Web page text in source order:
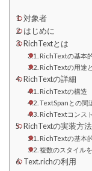
対象者
はじめに
RichTextとは
RichTextの基本
RichTextの用途
RichTextの詳細
RichTextの構造
TextSpanとの関
RichTextコンス
RichTextの実装方法
RichTextの基本
複数のスタイル
Text.richの利用